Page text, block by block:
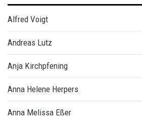
Alfred Voigt
Andreas Lutz
Anja Kirchpfening
Anna Helene Herpers
Anna Melissa Eßer